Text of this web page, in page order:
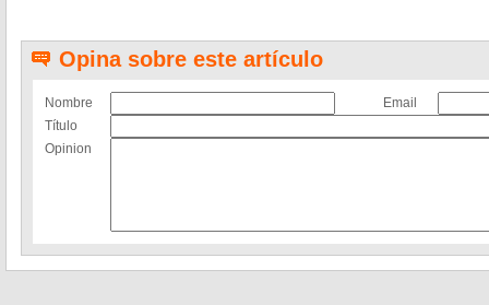
Opina sobre este artículo
Nombre
Email
Título
Opinion